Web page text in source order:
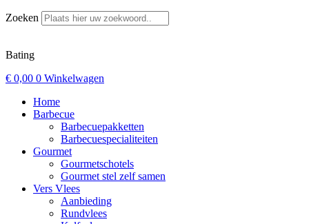
Zoeken
Bating
€ 0,00 0 Winkelwagen
Home
Barbecue
Barbecuepakketten
Barbecuespecialiteiten
Gourmet
Gourmetschotels
Gourmet stel zelf samen
Vers Vlees
Aanbieding
Rundvlees